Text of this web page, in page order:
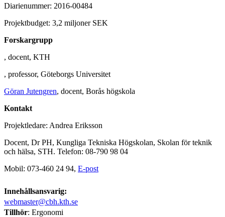
Diarienummer: 2016-00484
Projektbudget: 3,2 miljoner SEK
Forskargrupp
, docent, KTH
, professor, Göteborgs Universitet
Göran Jutengren, docent, Borås högskola
Kontakt
Projektledare: Andrea Eriksson
Docent, Dr PH, Kungliga Tekniska Högskolan, Skolan för teknik
och hälsa, STH. Telefon: 08-790 98 04
Mobil: 073-460 24 94, E-post
Innehållsansvarig:
webmaster@cbh.kth.se
Tillhör: Ergonomi